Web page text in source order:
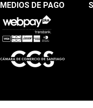
MEDIOS DE PAGO